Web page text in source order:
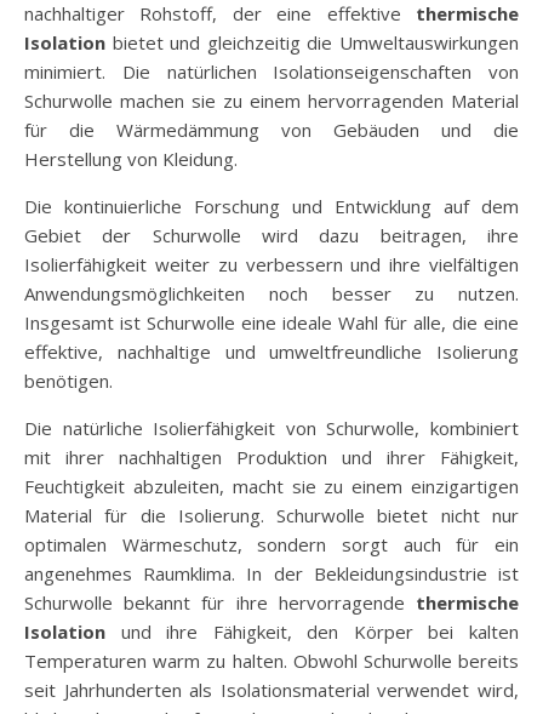
nachhaltiger Rohstoff, der eine effektive thermische
Isolation bietet und gleichzeitig die Umweltauswirkungen
minimiert. Die natürlichen Isolationseigenschaften von
Schurwolle machen sie zu einem hervorragenden Material
für die Wärmedämmung von Gebäuden und die
Herstellung von Kleidung.
Die kontinuierliche Forschung und Entwicklung auf dem
Gebiet der Schurwolle wird dazu beitragen, ihre
Isolierfähigkeit weiter zu verbessern und ihre vielfältigen
Anwendungsmöglichkeiten noch besser zu nutzen.
Insgesamt ist Schurwolle eine ideale Wahl für alle, die eine
effektive, nachhaltige und umweltfreundliche Isolierung
benötigen.
Die natürliche Isolierfähigkeit von Schurwolle, kombiniert
mit ihrer nachhaltigen Produktion und ihrer Fähigkeit,
Feuchtigkeit abzuleiten, macht sie zu einem einzigartigen
Material für die Isolierung. Schurwolle bietet nicht nur
optimalen Wärmeschutz, sondern sorgt auch für ein
angenehmes Raumklima. In der Bekleidungsindustrie ist
Schurwolle bekannt für ihre hervorragende thermische
Isolation und ihre Fähigkeit, den Körper bei kalten
Temperaturen warm zu halten. Obwohl Schurwolle bereits
seit Jahrhunderten als Isolationsmaterial verwendet wird,